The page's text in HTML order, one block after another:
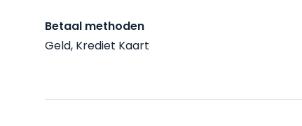
Betaal methoden
Geld, Krediet Kaart